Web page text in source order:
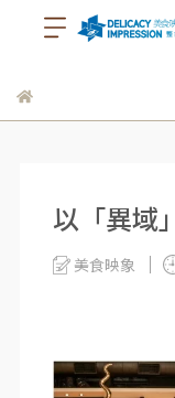
以「異域
美食映象